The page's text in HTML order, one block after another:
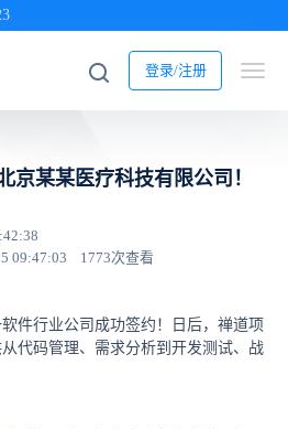
登录/注册
京某某医疗科技有限公司！
09:47:03
1773次查看
件行业公司成功签约！日后，禅道项
代码管理、需求分析到开发测试、战